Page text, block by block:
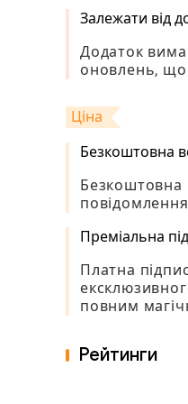
Залежати від
Додаток
оновлень, що
Ціна
Безкоштовна
Безкоштовна
Преміальна
Платна
повним
Рейтинги